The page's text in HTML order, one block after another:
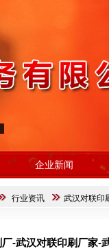
企业新闻
行业资讯 武汉对联印
-武汉对联印刷厂家-